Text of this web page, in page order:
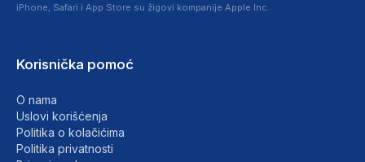
iPhone, Safari i App Store su žigovi kompanije Apple Inc.
Korisnička pomoć
O nama
Uslovi korišćenja
Politika o kolačićima
Politika privatnosti